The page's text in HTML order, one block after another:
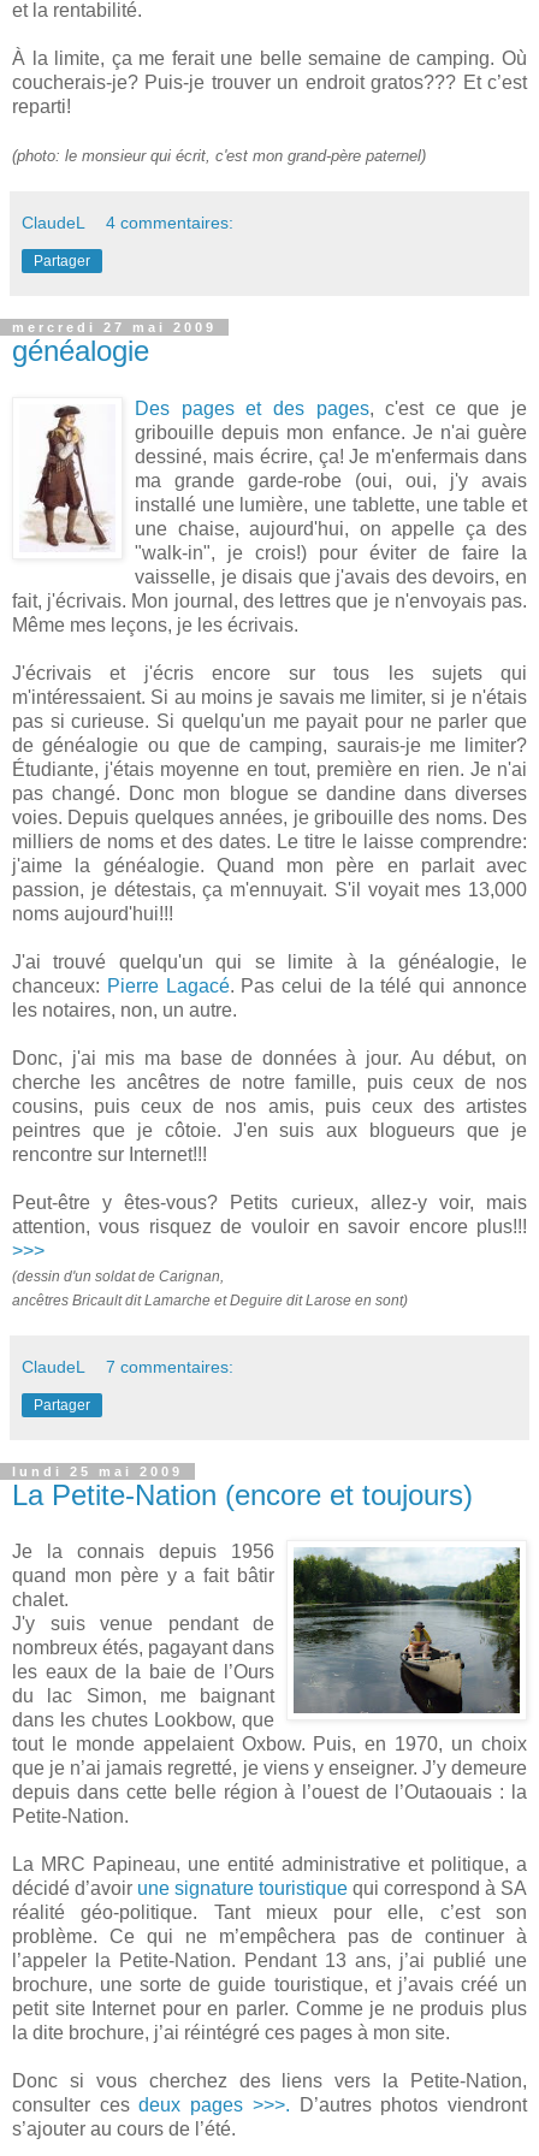
et la rentabilité.
À la limite, ça me ferait une belle semaine de camping. Où
coucherais-je? Puis-je trouver un endroit gratos??? Et c’est
reparti!
(photo: le monsieur qui écrit, c'est mon grand-père paternel)
ClaudeL 4 commentaires:
Partager
mercredi 27 mai 2009
généalogie
Des pages et des pages, c'est ce que je
gribouille depuis mon enfance. Je n'ai guère
dessiné, mais écrire, ça! Je m'enfermais dans
ma grande garde-robe (oui, oui, j'y avais
installé une lumière, une tablette, une table et
une chaise, aujourd'hui, on appelle ça des
"walk-in", je crois!) pour éviter de faire la
vaisselle, je disais que j'avais des devoirs, en
fait, j'écrivais. Mon journal, des lettres que je n'envoyais pas.
Même mes leçons, je les écrivais.
J'écrivais et j'écris encore sur tous les sujets qui
m'intéressaient. Si au moins je savais me limiter, si je n'étais
pas si curieuse. Si quelqu'un me payait pour ne parler que
de généalogie ou que de camping, saurais-je me limiter?
Étudiante, j'étais moyenne en tout, première en rien. Je n'ai
pas changé. Donc mon blogue se dandine dans diverses
voies. Depuis quelques années, je gribouille des noms. Des
milliers de noms et des dates. Le titre le laisse comprendre:
j'aime la généalogie. Quand mon père en parlait avec
passion, je détestais, ça m'ennuyait. S'il voyait mes 13,000
noms aujourd'hui!!!
J'ai trouvé quelqu'un qui se limite à la généalogie, le
chanceux: Pierre Lagacé. Pas celui de la télé qui annonce
les notaires, non, un autre.
Donc, j'ai mis ma base de données à jour. Au début, on
cherche les ancêtres de notre famille, puis ceux de nos
cousins, puis ceux de nos amis, puis ceux des artistes
peintres que je côtoie. J'en suis aux blogueurs que je
rencontre sur Internet!!!
Peut-être y êtes-vous? Petits curieux, allez-y voir, mais
attention, vous risquez de vouloir en savoir encore plus!!!
>>>
(dessin d'un soldat de Carignan,
ancêtres Bricault dit Lamarche et Deguire dit Larose en sont)
ClaudeL 7 commentaires:
Partager
lundi 25 mai 2009
La Petite-Nation (encore et toujours)
Je la connais depuis 1956
quand mon père y a fait bâtir
chalet.
J'y suis venue pendant de
nombreux étés, pagayant dans
les eaux de la baie de l’Ours
du lac Simon, me baignant
dans les chutes Lookbow, que
tout le monde appelaient Oxbow. Puis, en 1970, un choix
que je n’ai jamais regretté, je viens y enseigner. J’y demeure
depuis dans cette belle région à l’ouest de l’Outaouais : la
Petite-Nation.
La MRC Papineau, une entité administrative et politique, a
décidé d’avoir une signature touristique qui correspond à SA
réalité géo-politique. Tant mieux pour elle, c’est son
problème. Ce qui ne m’empêchera pas de continuer à
l’appeler la Petite-Nation. Pendant 13 ans, j’ai publié une
brochure, une sorte de guide touristique, et j’avais créé un
petit site Internet pour en parler. Comme je ne produis plus
la dite brochure, j’ai réintégré ces pages à mon site.
Donc si vous cherchez des liens vers la Petite-Nation,
consulter cesdeux pages >>>.
D’autres photos viendront
s’ajouter au cours de l’été.